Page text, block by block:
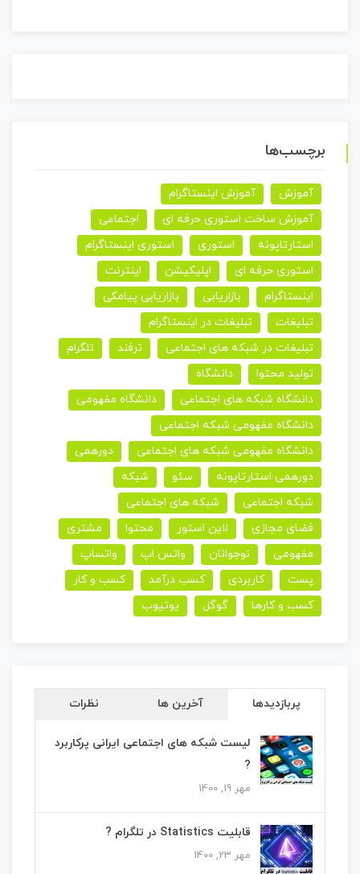
برچسب‌ها
آموزش
آموزش اینستاگرام
آموزش ساخت استوری حرفه ای
اجتماعی
استارتاپونه
استوری
استوری اینستاگرام
استوری حرفه ای
اپلیکیشن
اینترنت
اینستاگرام
بازاریابی
بازاریابی پیامکی
تبلیغات
تبلیغات در اینستاگرام
تبلیغات در شبکه های اجتماعی
ترفند
تلگرام
تولید محتوا
دانشگاه
دانشگاه شبکه های اجتماعی
دانشگاه مفهومی
دانشگاه مفهومی شبکه اجتماعی
دانشگاه مفهومی شبکه های اجتماعی
دورهمی
دورهمی استارتاپونه
سئو
شبکه
شبکه اجتماعی
شبکه های اجتماعی
فضای مجازی
لاین استور محتوا
مشتری
مفهومی
نوجوانان واتس اپ
واتساپ
پست
کاربردی کسب درآمد
کسب و کار
کسب و کارها
گوگل یوتیوب
پربازدیدها آخرین ها نظرات
لیست شبکه های اجتماعی ایرانی پرکاربرد
?
مهر 19, 1400
قابلیت Statistics در تلگرام ?
مهر 23, 1400